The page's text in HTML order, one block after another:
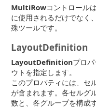
MultiRowコントロール
に使用されるだけでなく
殊ツールです。
LayoutDefinition
LayoutDefinitionプロ
ウトを指定します。
このプロパティには、セ
が含まれます。各セルグ
数と、各グループを構成